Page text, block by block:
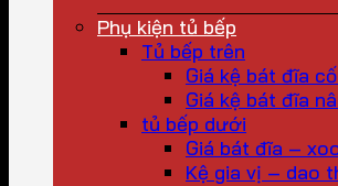
Phụ kiện tủ bếp
Tủ bếp trên
Giá kệ bát đĩa
Giá kệ bát đĩa
tủ bếp dưới
Giá bát đĩa –
Kệ gia vị – dao